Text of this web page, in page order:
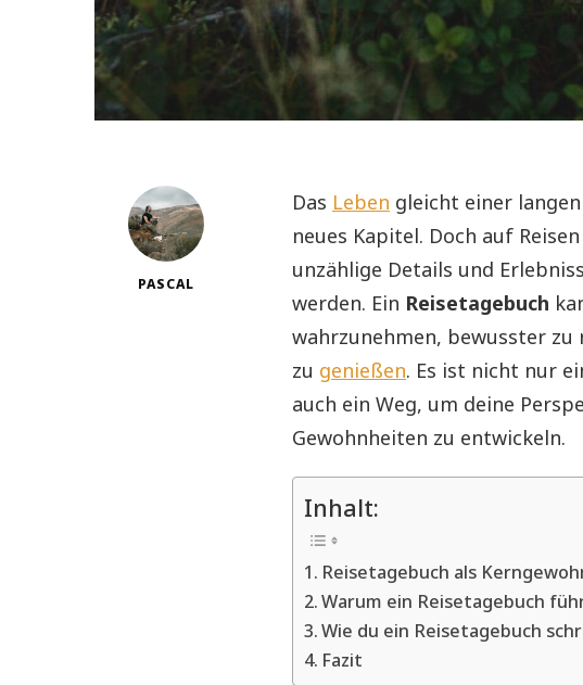
PASCAL
Das Leben gleicht einer
neues Kapitel. Doch auf
unzählige Details und
werden. Ein Reisetagebuch
wahrzunehmen, bewusster
zu genießen. Es ist nicht nur
auch ein Weg, um deine
Gewohnheiten zu entwickeln.
Inhalt:
Reisetagebuch als
Warum ein Reisetagebuch
Wie du ein Reisetagebuch
Fazit